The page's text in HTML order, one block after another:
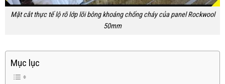
Mặt cắt thực tế lộ rõ lớp lõi bông khoáng chống cháy của panel Rockwool
50mm
Mục lục